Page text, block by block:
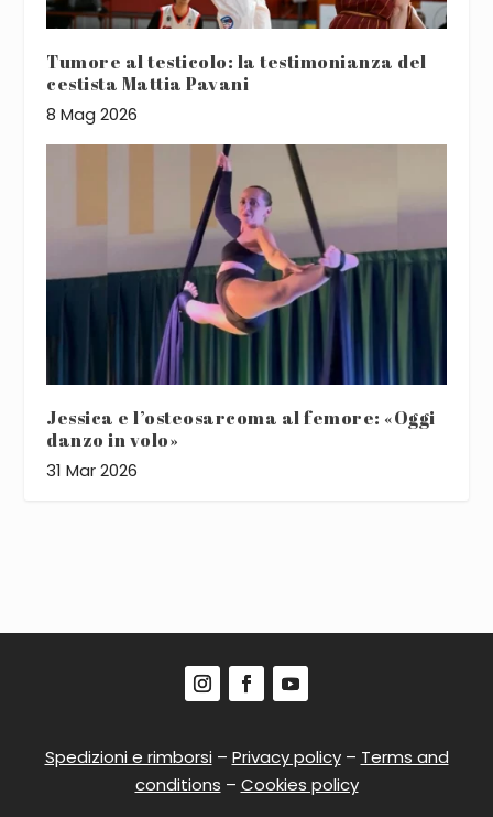
Tumore al testicolo: la testimonianza del
cestista Mattia Pavani
8 Mag 2026
Jessica e l’osteosarcoma al femore: «Oggi
danzo in volo»
31 Mar 2026
Spedizioni e rimborsi – Privacy policy– Terms and
conditions – Cookies policy